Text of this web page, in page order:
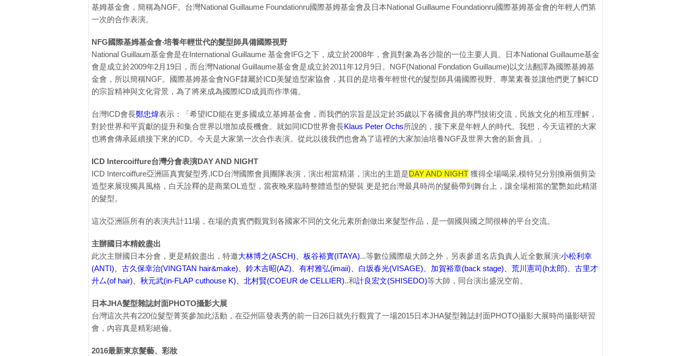
基姆基金會，簡稱為NGF。台灣National Guillaume Foundationru國際基姆基金會及日本National Guillaume Foundationru國際基姆基金會的年輕人們第
一次的合作表演。
NFG國際基姆基金會‧培養年輕世代的髮型師具備國際視野
National Guillaum基金會是在International Guillaume 基金會IFG之下，成立於2008年，會員對象為各沙龍的一位主要人員。日本National Guillaume基金
會是成立於2009年2月19日，而台灣National Guillaume基金會是成立於2011年12月9日。NGF(National Fondation Guillaume)以文法翻譯為國際基姆基
金會，所以簡稱NGF。國際基姆基金會NGF隸屬於ICD美髮造型家協會，其目的是培養年輕世代的髮型師具備國際視野、專業素養並讓他們更了解ICD
的宗旨精神與文化背景，為了將來成為國際ICD成員而作準備。
台灣ICD會長鄭忠煒表示：「希望ICD能在更多國成立基姆基金會，而我們的宗旨是設定於35歲以下各國會員的專門技術交流，民族文化的相互理解，
對於世界和平貢獻的提升和集合世界以增加成長機會。就如同ICD世界會長Klaus Peter Ochs所說的，接下來是年輕人的時代。我想，今天這裡的大家
也將會傳承延續接下來的ICD。今天是大家第一次合作表演。從此以後我們也會為了這裡的大家加油培養NGF及世界大會的新會員。」
ICD Intercoiffure台灣分會表演DAY AND NIGHT
ICD Intercoiffure亞洲區真實髮型秀,ICD台灣國際會員團隊表演，演出相當精湛，演出的主題是DAY AND NIGHT 獲得全場喝采,模特兒分別換兩個剪染
造型來展現獨具風格，白天詮釋的是商業OL造型，當夜晚來臨時整體造型的變裝 更是把台灣最具時尚的髮藝帶到舞台上，讓全場相當的驚艷如此精湛
的髮型。
這次亞洲區所有的表演共計11場，在場的貴賓們觀賞到各國家不同的文化元素所創做出來髮型作品，是一個國與國之間很棒的平台交流。
主辦國日本精銳盡出
此次主辦國日本分會，更是精銳盡出，特邀大林博之(ASCH)、板谷裕實(ITAYA)...等數位國際級大師之外，另表參道名店負責人近全數展演:小松利幸
(ANTI)、古久保幸治(VINGTAN hair&make)、鈴木吉昭(AZ)、有村雅弘(imaii)、白坂春光(VISAGE)、加賀裕章(back stage)、荒川憲司(h太郎)、古里才
廾厶(of hair)、秋元武(in-FLAP cuthouse K)、北村賢(COEUR de CELLIER)..和計良宏文(SHISEDO)等大師，同台演出盛況空前。
日本JHA髮型雜誌封面PHOTO攝影大展
台灣這次共有220位髮型菁英參加此活動，在亞州區發表秀的前一日26日就先行觀賞了一場2015日本JHA髮型雜誌封面PHOTO攝影大展時尚攝影研習
會，內容真是精彩絕倫。
2016最新東京髮藝、彩妝